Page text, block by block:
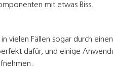
mit etwas Biss.
vielen Fällen sogar durch
dafür, und einige